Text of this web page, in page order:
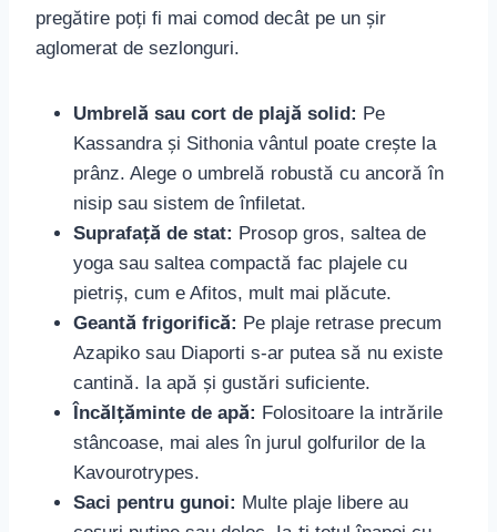
pregătire poți fi mai comod decât pe un șir
aglomerat de sezlonguri.
Umbrelă sau cort de plajă solid: Pe
Kassandra și Sithonia vântul poate crește la
prânz. Alege o umbrelă robustă cu ancoră în
nisip sau sistem de înfiletat.
Suprafață de stat: Prosop gros, saltea de
yoga sau saltea compactă fac plajele cu
pietriș, cum e Afitos, mult mai plăcute.
Geantă frigorifică: Pe plaje retrase precum
Azapiko sau Diaporti s-ar putea să nu existe
cantină. Ia apă și gustări suficiente.
Încălțăminte de apă: Folositoare la intrările
stâncoase, mai ales în jurul golfurilor de la
Kavourotrypes.
Saci pentru gunoi: Multe plaje libere au